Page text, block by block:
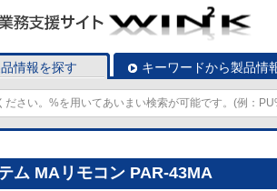
情報を探す キーワードから製品情
ム MAリモコン PAR-43MA